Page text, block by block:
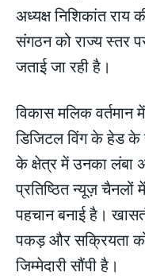
अध्यक्ष निशिकांत राय
संगठन को राज्य स्तर
जताई जा रही है।
विकास मलिक
डिजिटल विंग के हेड के
के क्षेत्र में उनका लंबा
प्रतिष्ठित न्यूज़
पहचान बनाई है।
पकड़ और सक्रियता
जिम्मेदारी सौंपी है।